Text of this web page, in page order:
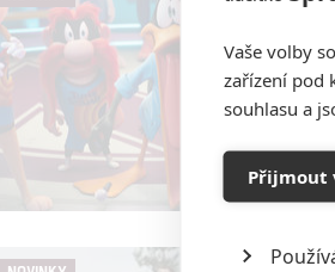
Vaše volby
zařízení pod
souhlasu a
Přijmout